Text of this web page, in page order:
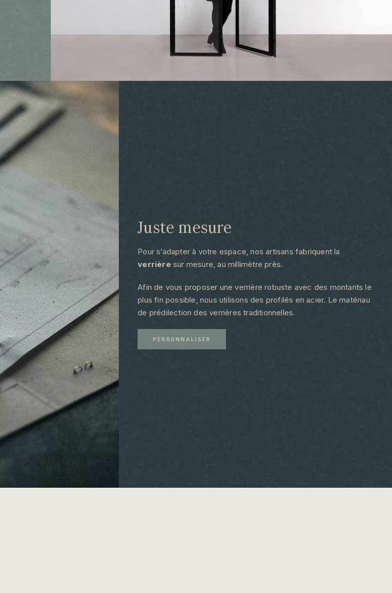
Juste mesure​
Pour s’adapter à votre espace, nos artisans fabriquent la
verrière sur mesure, au millimètre près.
Afin de vous proposer une verrière robuste avec des montants le
plus fin possible, nous utilisons des profilés en acier. Le matériau
de prédilection des verrières traditionnelles.
PERSONNALISER